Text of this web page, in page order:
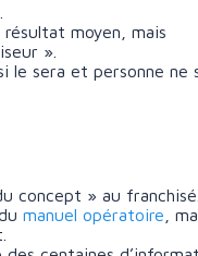
moyen, mais
».
le sera et personne ne
concept » au franchisé.
manuel opératoire ,